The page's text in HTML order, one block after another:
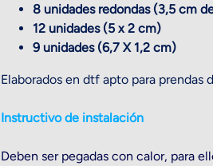
8 unidades redondas (3,5 cm
12 unidades (5 x 2 cm)
9 unidades (6,7 X 1,2 cm)
Elaborados en dtf apto para prendas
Instructivo de instalación
Deben ser pegadas con calor, para